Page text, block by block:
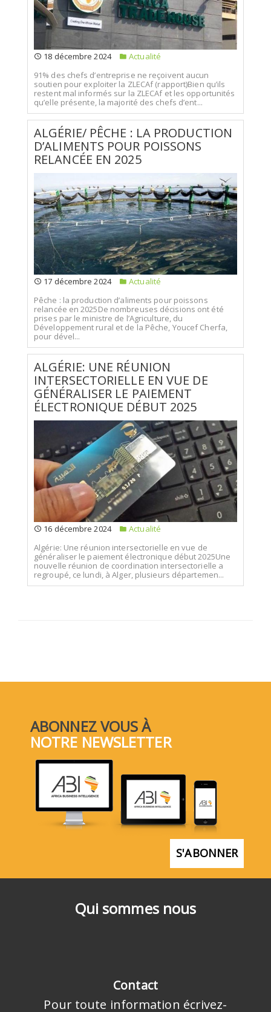
18 décembre 2024
Actualité
91% des chefs d’entreprise ne reçoivent aucun
soutien pour exploiter la ZLECAf (rapport)Bien qu’ils
restent mal informés sur la ZLECAf et les opportunités
qu’elle présente, la majorité des chefs d’ent...
ALGÉRIE/ PÊCHE : LA PRODUCTION
D’ALIMENTS POUR POISSONS
RELANCÉE EN 2025
17 décembre 2024
Actualité
Pêche : la production d’aliments pour poissons
relancée en 2025De nombreuses décisions ont été
prises par le ministre de l’Agriculture, du
Développement rural et de la Pêche, Youcef Cherfa,
pour dével...
ALGÉRIE: UNE RÉUNION
INTERSECTORIELLE EN VUE DE
GÉNÉRALISER LE PAIEMENT
ÉLECTRONIQUE DÉBUT 2025
16 décembre 2024
Actualité
Algérie: Une réunion intersectorielle en vue de
généraliser le paiement électronique début 2025Une
nouvelle réunion de coordination intersectorielle a
regroupé, ce lundi, à Alger, plusieurs départemen...
Qui sommes nous
Contact
Pour toute information écrivez-
ABONNEZ VOUS À
NOTRE NEWSLETTER
S'ABONNER